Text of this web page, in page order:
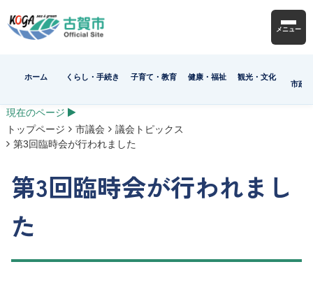
メニュー
ホーム くらし・手続き 子育て・教育 健康・福祉
観光・文化
市政
現在のページ
トップページ
市議会
議会トピックス
第3回臨時会が行われました
第3回臨時会が行われまし
た